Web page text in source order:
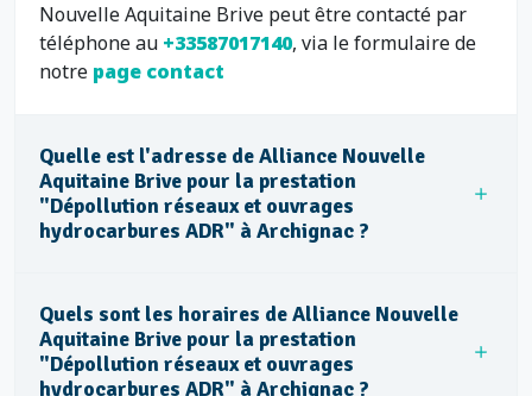
Nouvelle Aquitaine Brive peut être contacté par
téléphone au +33587017140, via le formulaire de
notre page contact
Quelle est l'adresse de Alliance Nouvelle
Aquitaine Brive pour la prestation
"Dépollution réseaux et ouvrages
hydrocarbures ADR" à Archignac ?
Quels sont les horaires de Alliance Nouvelle
Aquitaine Brive pour la prestation
"Dépollution réseaux et ouvrages
hydrocarbures ADR" à Archignac ?